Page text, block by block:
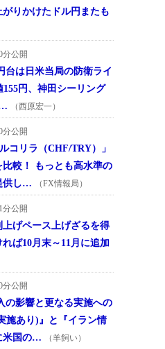
りかけたドル円またも
分公開
台は日米当局の防衛ライ
円、神田シーリング
（西原宏一）
分公開
コリラ（CHF/TRY）」
較！ もっとも高水準の
供し…
（FX情報局）
分公開
げペース上げざるを得
ば10月末～11月に追加
分公開
の影響と更なる実施への
施あり)』と『イラン情
米国の…
（羊飼い）